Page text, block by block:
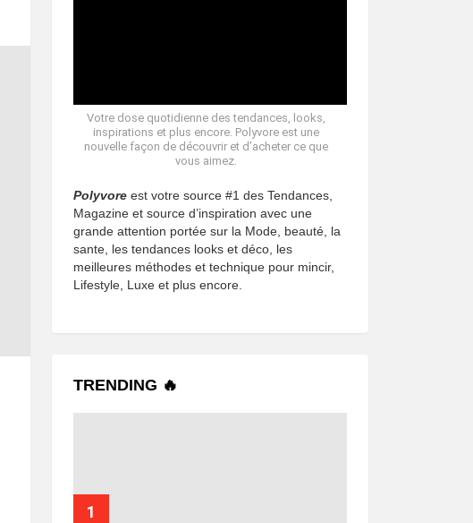
Votre dose quotidienne des tendances, looks,
inspirations et plus encore. Polyvore est une
nouvelle façon de découvrir et d’acheter ce que
vous aimez.
Polyvore est votre source #1 des Tendances,
Magazine et source d’inspiration avec une
grande attention portée sur la Mode, beauté, la
sante, les tendances looks et déco, les
meilleures méthodes et technique pour mincir,
Lifestyle, Luxe et plus encore.
TRENDING 🔥